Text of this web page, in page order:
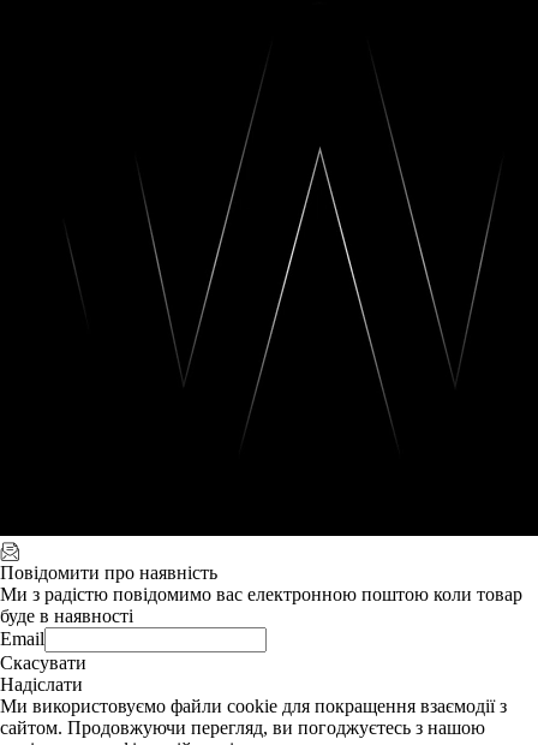
Повідомити про наявність
Ми з радістю повідомимо вас електронною поштою коли товар
буде в наявності
Email
Скасувати
Надіслати
Ми використовуємо файли cookie для покращення взаємодії з
сайтом. Продовжуючи перегляд, ви погоджуєтесь з нашою